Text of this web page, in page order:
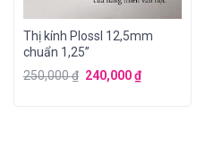
Thị kính Plossl 12,5mm
chuẩn 1,25”
250,000₫ 240,000₫